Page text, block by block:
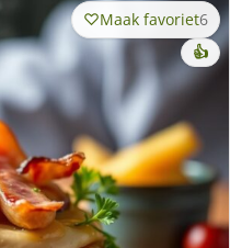
Maak favoriet6
👍